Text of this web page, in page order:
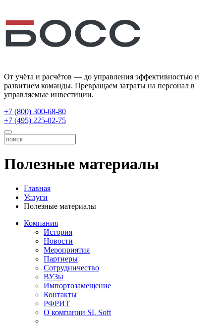
От учёта и расчётов — до управления эффективностью и
развитием команды. Превращаем затраты на персонал в
управляемые инвестиции.
+7 (800) 300-68-80
+7 (495) 225-02-75
Полезные материалы
Главная
Услуги
Полезные материалы
Компания
История
Новости
Мероприятия
Партнеры
Сотрудничество
ВУЗы
Импортозамещение
Контакты
РФРИТ
О компании SL Soft